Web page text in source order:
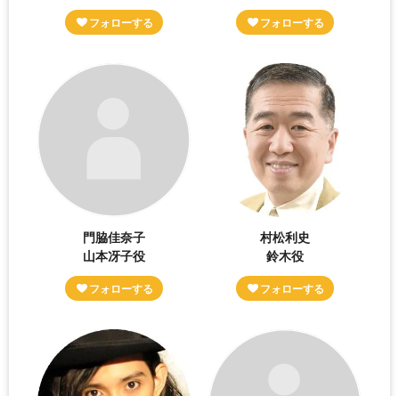
門脇佳奈子
山本冴子役
村松利史
鈴木役